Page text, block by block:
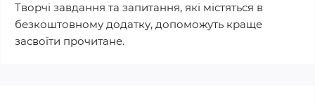
Творчі завдання та запитання, які містяться в
безкоштовному додатку, допоможуть краще
засвоїти прочитане.